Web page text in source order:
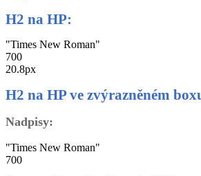
H2 na HP:
"Times New Roman"
700
20.8px
H2 na HP ve zvýrazněném
Nadpisy:
"Times New Roman"
700